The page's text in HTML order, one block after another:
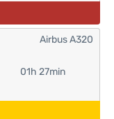
01h 27min
Airbus A320